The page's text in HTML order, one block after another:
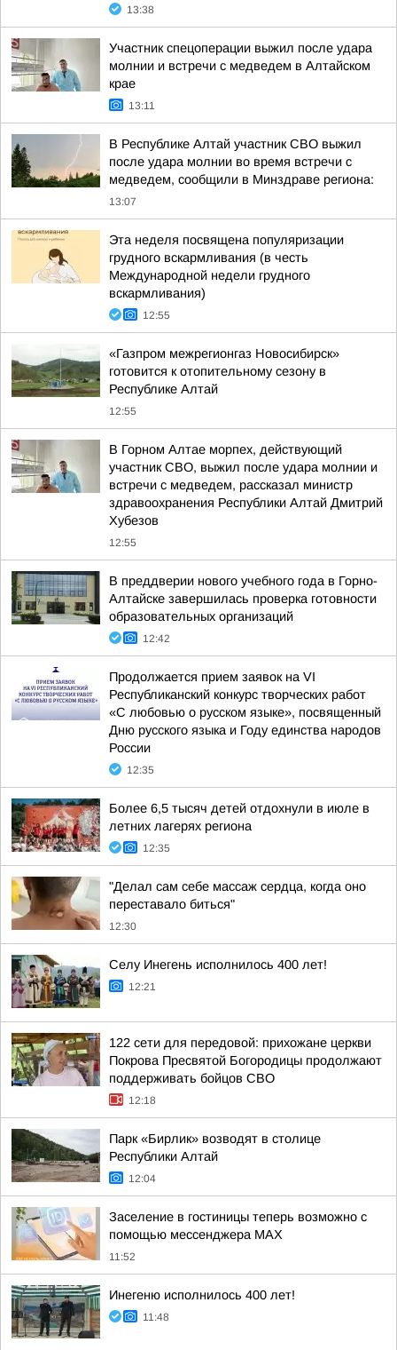
13:38
Участник спецоперации выжил после удара
молнии и встречи с медведем в Алтайском
крае
13:11
В Республике Алтай участник СВО выжил
после удара молнии во время встречи с
медведем, сообщили в Минздраве региона:
13:07
Эта неделя посвящена популяризации
грудного вскармливания (в честь
Международной недели грудного
вскармливания)
12:55
«Газпром межрегионгаз Новосибирск»
готовится к отопительному сезону в
Республике Алтай
12:55
В Горном Алтае морпех, действующий
участник СВО, выжил после удара молнии и
встречи с медведем, рассказал министр
здравоохранения Республики Алтай Дмитрий
Хубезов
12:55
В преддверии нового учебного года в Горно-
Алтайске завершилась проверка готовности
образовательных организаций
12:42
Продолжается прием заявок на VI
Республиканский конкурс творческих работ
«С любовью о русском языке», посвященный
Дню русского языка и Году единства народов
России
12:35
Более 6,5 тысяч детей отдохнули в июле в
летних лагерях региона
12:35
"Делал сам себе массаж сердца, когда оно
переставало биться"
12:30
Селу Инегень исполнилось 400 лет!
12:21
122 сети для передовой: прихожане церкви
Покрова Пресвятой Богородицы продолжают
поддерживать бойцов СВО
12:18
Парк «Бирлик» возводят в столице
Республики Алтай
12:04
Заселение в гостиницы теперь возможно с
помощью мессенджера MAX
11:52
Инегеню исполнилось 400 лет!
11:48